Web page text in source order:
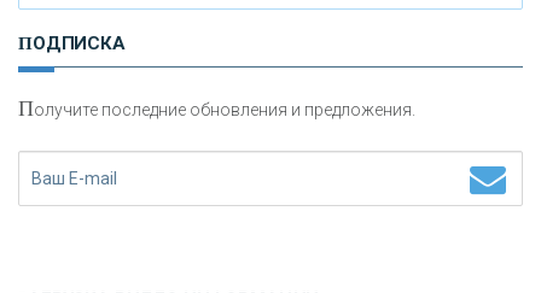
И
сохранения и увеличения капитала
ПОДПИСКА
Получите последние обновления и предложения.